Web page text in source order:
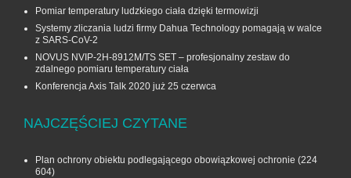
Pomiar temperatury ludzkiego ciała dzięki termowizji
Systemy zliczania ludzi firmy Dahua Technology pomagają w walce
z SARS-CoV-2
NOVUS NVIP-2H-8912M/TS SET – profesjonalny zestaw do
zdalnego pomiaru temperatury ciała
Konferencja Axis Talk 2020 już 25 czerwca
NAJCZĘŚCIEJ CZYTANE
Plan ochrony obiektu podlegającego obowiązkowej ochronie (224
604)